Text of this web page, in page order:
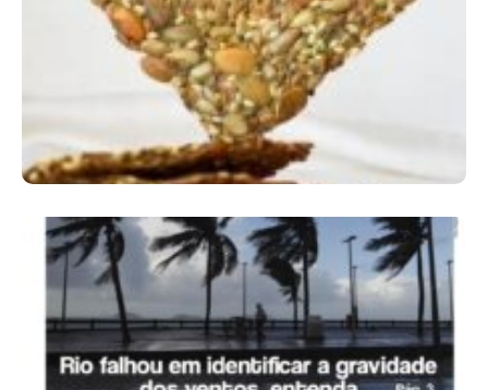
Comer Bem: Cracker De Sementes
Ano X – Número 366 01 A 07 De Agosto De
2026